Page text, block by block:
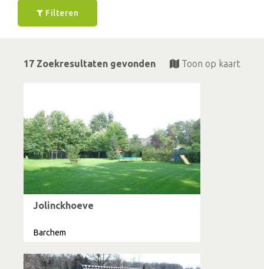
Filteren
17 Zoekresultaten gevonden Toon op kaart
Jolinckhoeve
Barchem